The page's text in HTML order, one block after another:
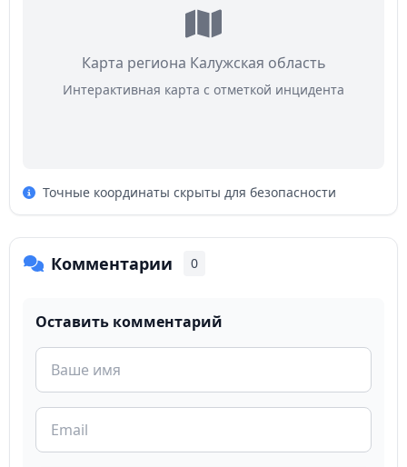
Карта региона Калужская область
Интерактивная карта с отметкой инцидента
Точные координаты скрыты для безопасности
Комментарии 0
Оставить комментарий